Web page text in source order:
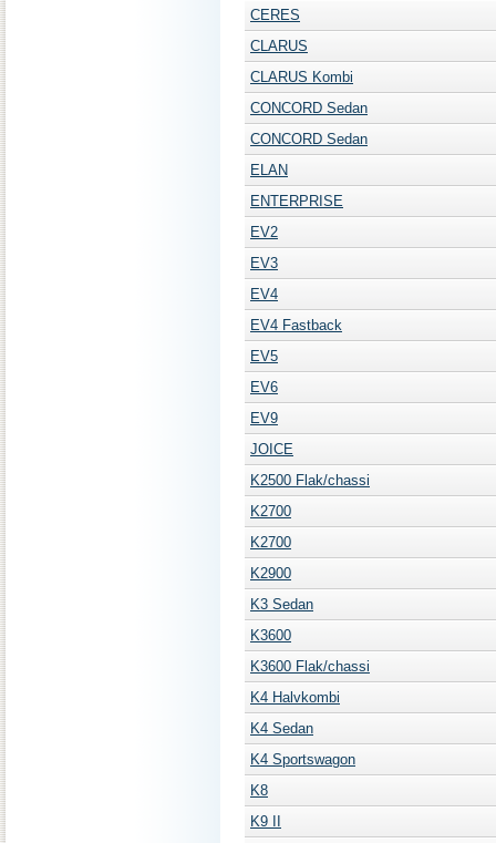
CERES
CLARUS
CLARUS Kombi
CONCORD Sedan
CONCORD Sedan
ELAN
ENTERPRISE
EV2
EV3
EV4
EV4 Fastback
EV5
EV6
EV9
JOICE
K2500 Flak/chassi
K2700
K2700
K2900
K3 Sedan
K3600
K3600 Flak/chassi
K4 Halvkombi
K4 Sedan
K4 Sportswagon
K8
K9 II